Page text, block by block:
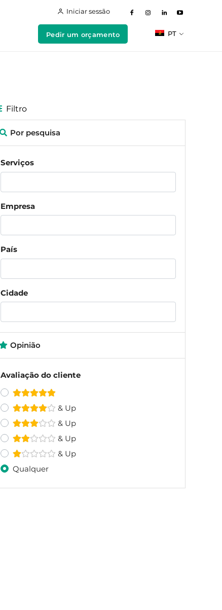
Iniciar sessão
Pedir um orçamento PT
Filtro
Por pesquisa
Serviços
Empresa
País
Cidade
Opinião
Avaliação do cliente
& Up
& Up
& Up
& Up
Qualquer